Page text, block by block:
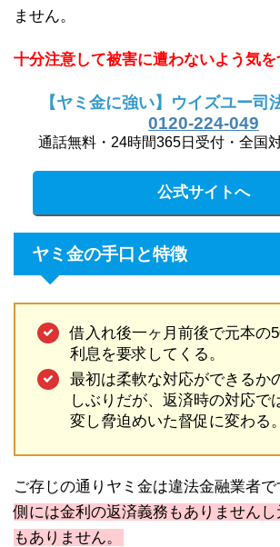
ません。
十分注意して被害に遭わないよう気を
【ヤミ金に強い】ウイズユー司
0120-224-049
通話無料・24時間365日受付・全国
公式サイトへ
ヤミ金の手口と特徴
借入れ後一ヶ月前後で元本の
利息を要求してくる。
最初は柔軟な対応ができるか
しぶりだが、返済時の対応で
変し脅迫めいた督促に変わる。
ご存じの通りヤミ金は違法金融業者で
側には金利の返済義務もありません
もありません。